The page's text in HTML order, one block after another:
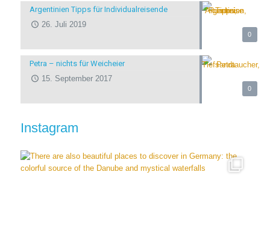
0
Argentinien Tipps für Individualreisende
26. Juli 2019
0
Petra – nichts für Weicheier
15. September 2017
Instagram